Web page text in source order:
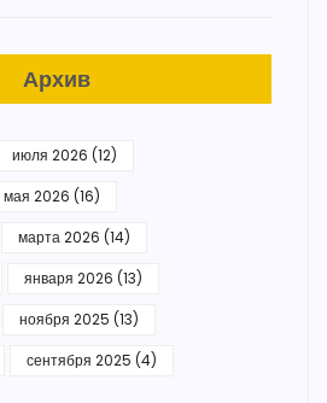
Архив
июля 2026 (12)
мая 2026 (16)
марта 2026 (14)
января 2026 (13)
ноября 2025 (13)
сентября 2025 (4)